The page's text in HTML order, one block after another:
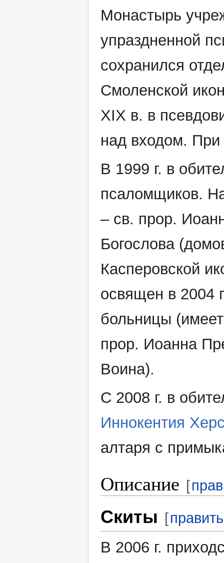
Монастырь
упраздненной
сохранился
Смоленской
XIX в. в
над входом. При
В 1999 г. в
псаломщиков.
– св. прор.
Богослова
Касперовской
освящен в 2004
больницы
прор. Иоанна
Воина).
С 2008 г. в
Иннокентия
алтаря с
Описание [
Скиты [править
В 2006 г.